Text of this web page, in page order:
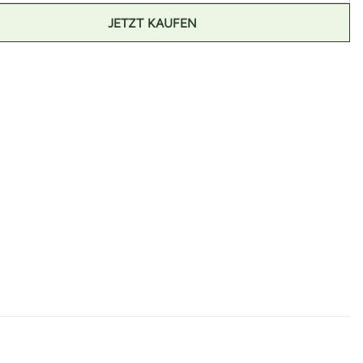
JETZT KAUFEN